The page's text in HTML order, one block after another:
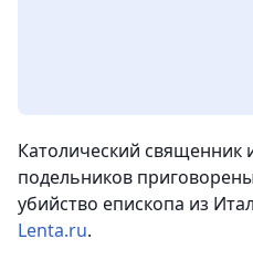
Католический священник
подельников
убийство епископа из
Lenta.ru.